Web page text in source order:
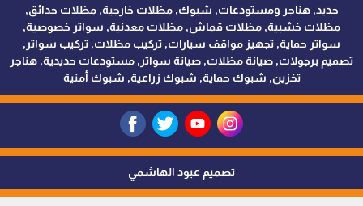
حديد, هناجر ومستودعات, شبوك, مظلات خارجية, مظلات حدائق,
مظلات خشبية, مظلات قماش, مظلات معدنية, سواتر خصوصية,
سواتر حماية, تجهيز مواقف سيارات, تركيب مظلات, تركيب سواتر,
تصميم برجولات, صيانة مظلات, صيانة سواتر, مستودعات حديدية, هناجر
تخزين, شبوك حماية, شبوك زراعية, شبوك أمنية
تصميم عبود الهاشمي